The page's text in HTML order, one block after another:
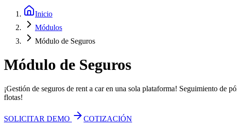
Inicio
Módulos
Módulo de Seguros
Módulo de Seguros
¡Gestión de seguros de rent a car en una sola plataforma! Seguimiento de
flotas!
SOLICITAR DEMO COTIZACIÓN